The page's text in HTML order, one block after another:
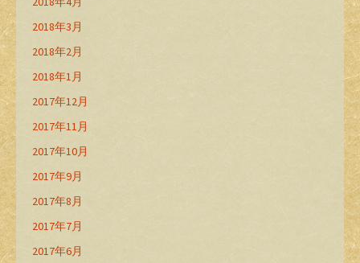
2018年3月
2018年2月
2018年1月
2017年12月
2017年11月
2017年10月
2017年9月
2017年8月
2017年7月
2017年6月